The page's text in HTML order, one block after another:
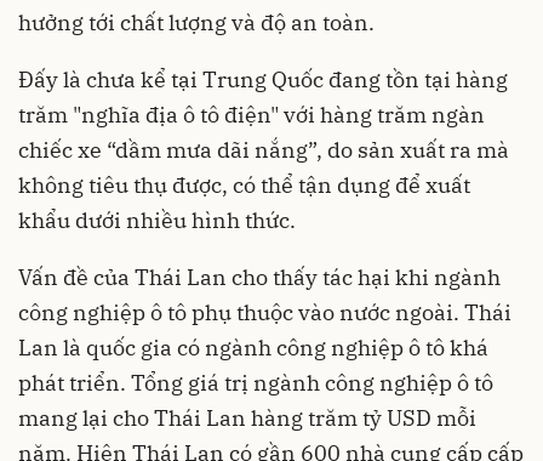
hưởng tới chất lượng và độ an toàn.
Đấy là chưa kể tại Trung Quốc đang tồn tại hàng
trăm "nghĩa địa ô tô điện" với hàng trăm ngàn
chiếc xe “dầm mưa dãi nắng”, do sản xuất ra mà
không tiêu thụ được, có thể tận dụng để xuất
khẩu dưới nhiều hình thức.
Vấn đề của Thái Lan cho thấy tác hại khi ngành
công nghiệp ô tô phụ thuộc vào nước ngoài. Thái
Lan là quốc gia có ngành công nghiệp ô tô khá
phát triển. Tổng giá trị ngành công nghiệp ô tô
mang lại cho Thái Lan hàng trăm tỷ USD mỗi
năm. Hiện Thái Lan có gần 600 nhà cung cấp cấp